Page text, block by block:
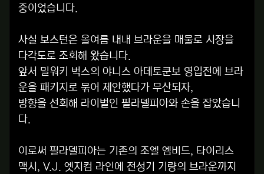
중이었습니다.
사실 보스턴은 올여름 내내 브라운을 매물로 시장을
다각도로 조회해 왔습니다.
앞서 밀워키 벅스의 야니스 아데토쿤보 영입전에 브라
운을 패키지로 묶어 제안했다가 무산되자,
방향을 선회해 라이벌인 필라델피아와 손을 잡았습니
다.
이로써 필라델피아는 기존의 조엘 엠비드, 타이리스
맥시, V.J. 엣지컴 라인에 전성기 기량의 브라운까지